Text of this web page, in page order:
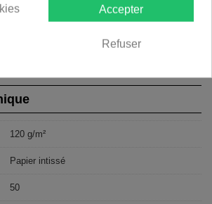
50x140 50x140
50x245 50x245 50x245 50x245 50x245
120 g/m²
Papier intissé
50
Accepter
Refuser